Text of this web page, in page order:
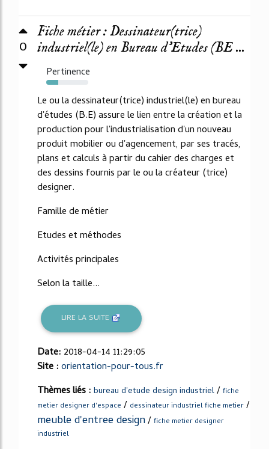
0
Fiche métier : Dessinateur(trice)
industriel(le) en Bureau d'Etudes (BE ...
Pertinence
28%
Le ou la dessinateur(trice) industriel(le) en bureau
d'études (B.E) assure le lien entre la création et la
production pour l'industrialisation d'un nouveau
produit mobilier ou d'agencement, par ses tracés,
plans et calculs à partir du cahier des charges et
des dessins fournis par le ou la créateur (trice)
designer.
Famille de métier
Etudes et méthodes
Activités principales
Selon la taille...
LIRE LA SUITE
Date: 2018-04-14 11:29:05
Site :orientation-pour-tous.fr
Thèmes liés : bureau d'etude design industriel/ fiche
metier designer d'espace / dessinateur industriel fiche metier /
meuble d'entree design/ fiche metier designer
industriel